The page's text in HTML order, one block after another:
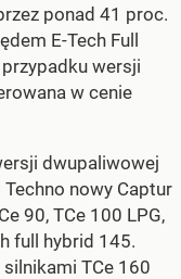
ponad 41 proc.
E-Tech Full
wersji
w cenie
dwupaliwowej
nowy Captur
90, TCe 100 LPG,
full hybrid 145.
TCe 160